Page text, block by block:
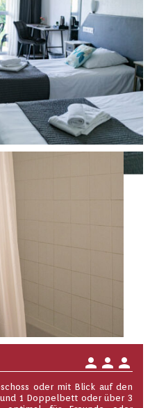
person
person
person
oder mit Blick auf den
1 Doppelbett oder über 3